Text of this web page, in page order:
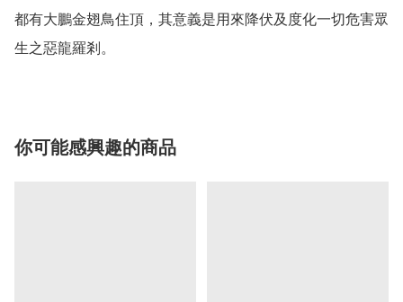
都有大鵬金翅鳥住頂，其意義是用來降伏及度化一切危害眾
你可能感興趣的商品